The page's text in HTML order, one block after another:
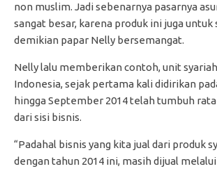
non muslim. Jadi sebenarnya pasarnya
sangat besar, karena produk ini juga untuk
demikian papar Nelly bersemangat.
Nelly lalu memberikan contoh, unit
Indonesia, sejak pertama kali didirikan
hingga September 2014 telah tumbuh
dari sisi bisnis.
“Padahal bisnis yang kita jual dari produk
dengan tahun 2014 ini, masih dijual